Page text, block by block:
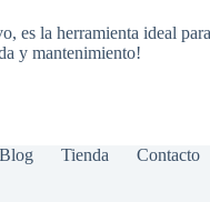
es la herramienta ideal
y mantenimiento!
Blog Tienda Contacto